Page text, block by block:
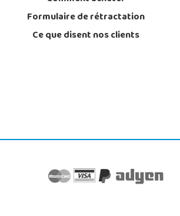
Formulaire de rétractation
Ce que disent nos clients